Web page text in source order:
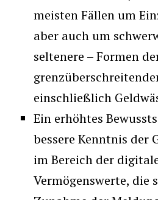
meisten Fällen um
aber auch um
seltenere – Formen
einschließlich
Ein erhöhtes
bessere Kenntnis der
im Bereich der
Vermögenswerte, die